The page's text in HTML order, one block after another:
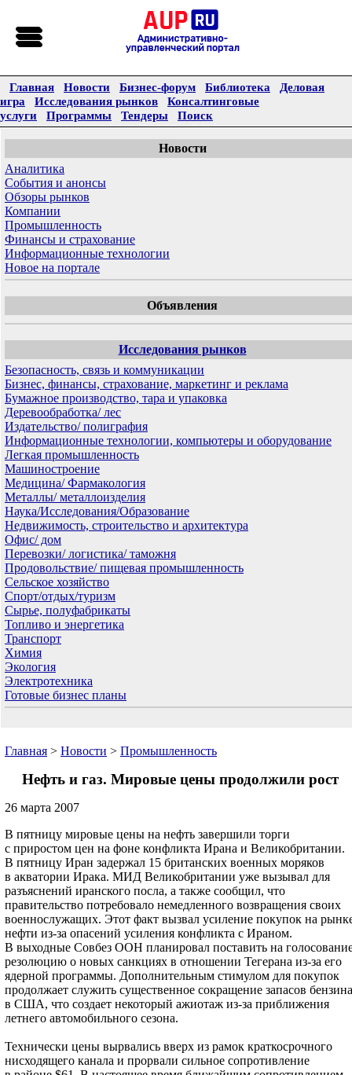
Главная Новости Бизнес-форум Библиотека
Деловая
игра
Исследования рынков
Консалтинговые
услуги
Программы Тендеры Поиск
Новости
Аналитика
События и анонсы
Обзоры рынков
Компании
Промышленность
Финансы и страхование
Информационные технологии
Новое на портале
Объявления
Исследования рынков
Безопасность, связь и коммуникации
Бизнес, финансы, страхование, маркетинг и реклама
Бумажное производство, тара и упаковка
Деревообработка/ лес
Издательство/ полиграфия
Информационные технологии, компьютеры и оборудование
Легкая промышленность
Машиностроение
Медицина/ Фармакология
Металлы/ металлоизделия
Наука/Исследования/Образование
Недвижимость, строительство и архитектура
Офис/ дом
Перевозки/ логистика/ таможня
Продовольствие/ пищевая промышленность
Сельское хозяйство
Спорт/отдых/туризм
Сырье, полуфабрикаты
Топливо и энергетика
Транспорт
Химия
Экология
Электротехника
Готовые бизнес планы
Главная > Новости > Промышленность
Нефть и газ. Мировые цены продолжили рост
26 марта 2007
В пятницу мировые цены на нефть завершили торги
с приростом цен на фоне конфликта Ирана и Великобритании.
В пятницу Иран задержал 15 британских военных моряков
в акватории Ирака. МИД Великобритании уже вызывал для
разъяснений иранского посла, а также сообщил, что
правительство потребовало немедленного возвращения своих
военнослужащих. Этот факт вызвал усиление покупок на
нефти из-за опасений усиления конфликта с Ираном.
В выходные Совбез ООН планировал поставить на
резолюцию о новых санкциях в отношении Тегерана из-за его
ядерной программы. Дополнительным стимулом для покупок
продолжает служить существенное сокращение запасов бензина
в США, что создает некоторый ажиотаж из-за приближения
летнего автомобильного сезона.
Технически цены вырвались вверх из рамок краткосрочного
нисходящего канала и прорвали сильное сопротивление